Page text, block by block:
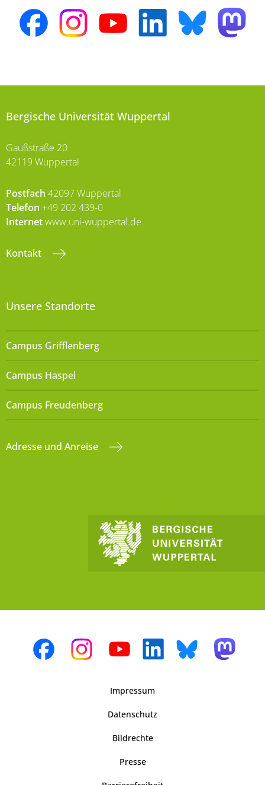
Bergische Universität Wuppertal
Gaußstraße 20
42119 Wuppertal
Postfach 42097 Wuppertal
Telefon +49 202 439-0
Internetwww.uni-wuppertal.de
Kontakt
Unsere Standorte
Campus Grifflenberg
Campus Haspel
Campus Freudenberg
Adresse und Anreise
Impressum
Datenschutz
Bildrechte
Presse